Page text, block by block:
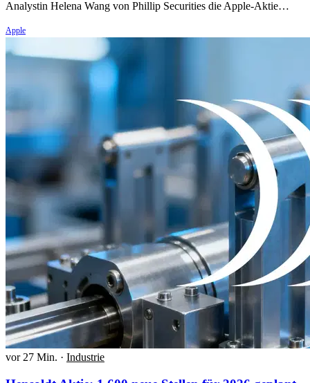
Analystin Helena Wang von Phillip Securities die Apple-Aktie…
Apple
vor 27 Min. · Industrie